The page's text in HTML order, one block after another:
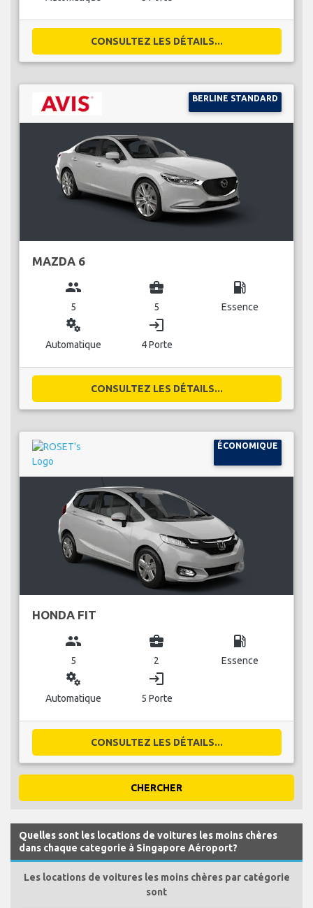
CONSULTEZ LES DÉTAILS...
BERLINE STANDARD
MAZDA 6
group
5
business_center
5
local_gas_station
Essence
miscellaneous_services
Automatique
login
4 Porte
CONSULTEZ LES DÉTAILS...
ÉCONOMIQUE
HONDA FIT
group
5
business_center
2
local_gas_station
Essence
miscellaneous_services
Automatique
login
5 Porte
CONSULTEZ LES DÉTAILS...
CHERCHER
Quelles sont les locations de voitures les moins chères
dans chaque categorie à Singapore Aéroport?
Les locations de voitures les moins chères par catégorie
sont